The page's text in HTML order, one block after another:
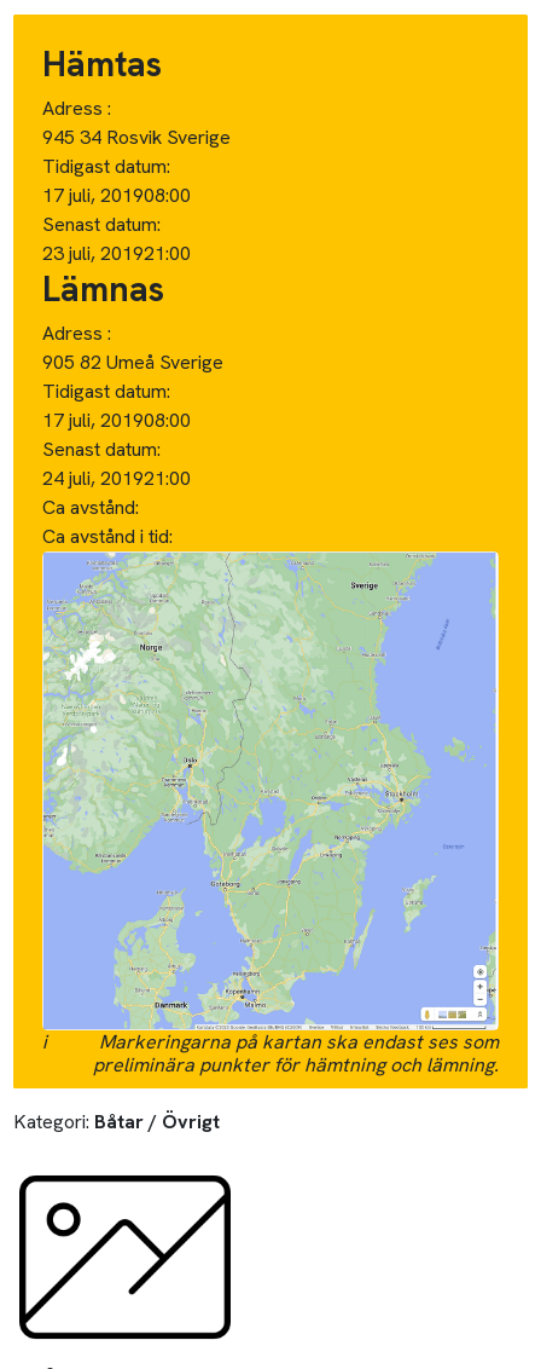
Hämtas
Adress :
945 34 Rosvik Sverige
Tidigast datum:
17 juli, 201908:00
Senast datum:
23 juli, 201921:00
Lämnas
Adress :
905 82 Umeå Sverige
Tidigast datum:
17 juli, 201908:00
Senast datum:
24 juli, 201921:00
Ca avstånd:
Ca avstånd i tid:
i
Markeringarna på kartan ska endast ses som
preliminära punkter för hämtning och lämning.
Kategori: Båtar / Övrigt